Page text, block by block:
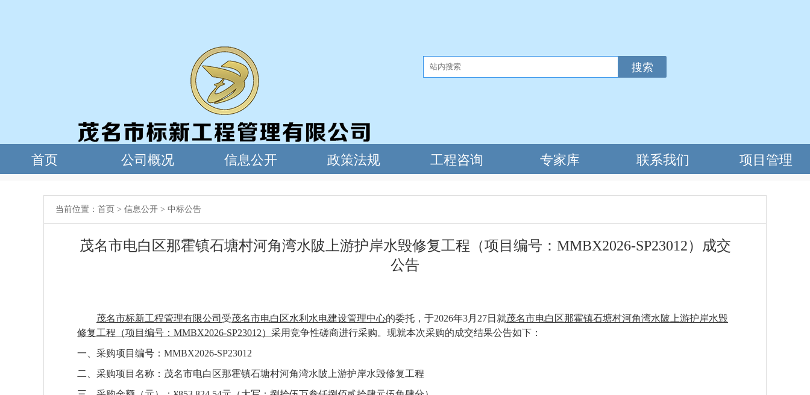
当前位置： 首页 > 信息公开 > 中标公告
茂名市电白区那霍镇石塘村河角湾水陂上游护岸水毁修复工程（项目编号：MMBX2026-SP23012）成交
公告
茂名市标新工程管理有限公司 受茂名市电白区水利水电建设管理中心的委托，于2026年3月 27日 就茂名市电白区那霍镇石塘村河角湾水陂上游护岸水毁
修复工程 （项目编号： MMBX2026-SP23012） 采用竞争性磋商进行采购。现就本次采购的成交结果公告如下：
一、采购项目编号： MMBX2026-SP23012
二、采购项目名称： 茂名市电白区那霍镇石塘村河角湾水陂上游护岸水毁修复工程